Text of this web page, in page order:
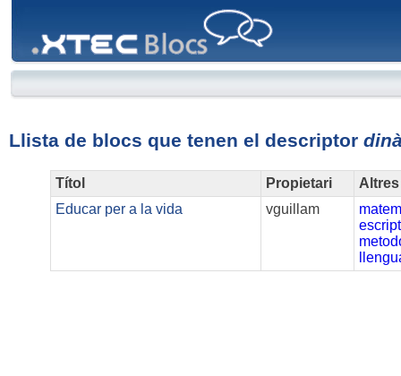
Llista de blocs que tenen el descriptor
Títol Propietari
Educar per a la vida
vguillam